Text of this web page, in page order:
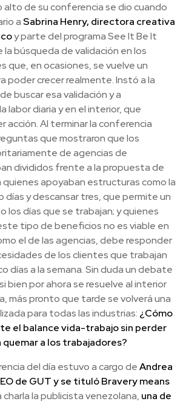
alto de su conferencia se dio cuando
aSabrina Henry, directora creativa
y parte del programa See It Be It
la búsqueda de validación en los
que, en ocasiones, se vuelve un
poder crecer realmente. Instó a la
buscar esa validación y a
labor diaria y en el interior, que
acción. Al terminar la conferencia
que mostraron que los
de agencias de
divididos frente a la propuesta de
quienes apoyaban estructuras como la
días y descansar tres, que permite un
los días que se trabajan; y quienes
tipo de beneficios no es viable en
el de las agencias, debe responder
de los clientes que trabajan
días a la semana. Sin duda un debate
bien por ahora se resuelve al interior
más pronto que tarde se volverá una
para todas las industrias: ¿Cómo
el balance vida-trabajo sin perder
a los trabajadores?
del día estuvo a cargo deAndrea
de GUT y se tituló Bravery means
charla la publicista venezolana, una de